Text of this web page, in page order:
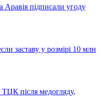
Аравія підписали угоду
заставу у розмірі 10 млн
після медогляду,